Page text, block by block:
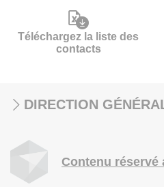
Téléchargez la liste des
contacts
DIRECTION
Contenu réservé